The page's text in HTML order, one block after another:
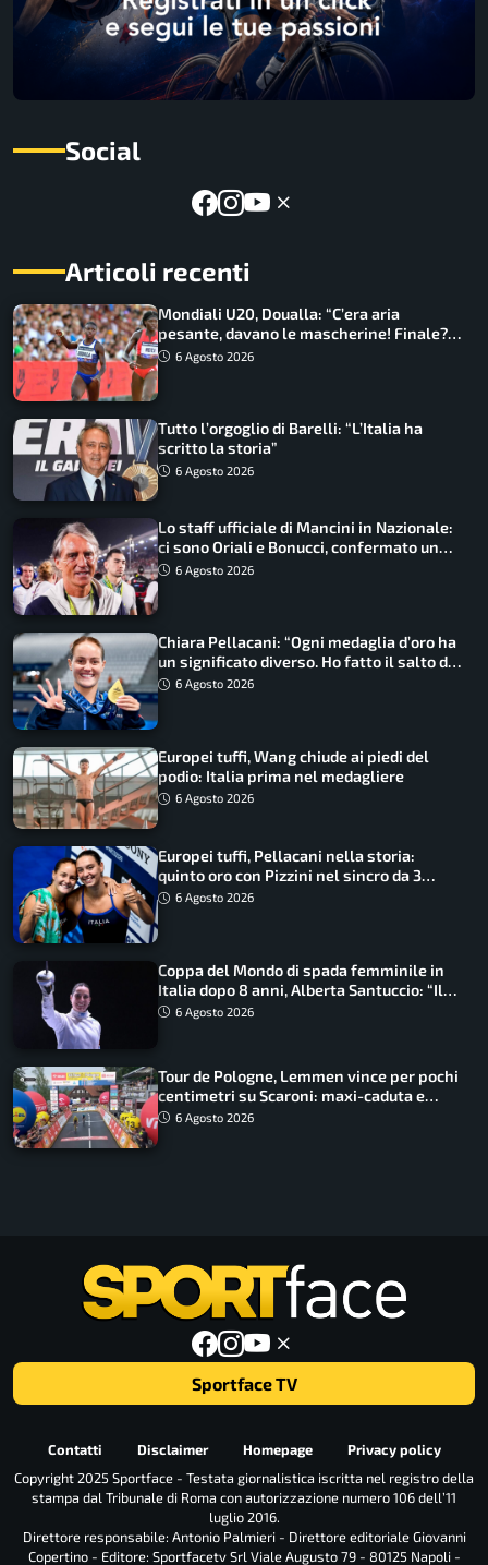
Social
Articoli recenti
Mondiali U20, Doualla: “C’era aria
pesante, davano le mascherine! Finale?
Non ho nulla da perdere”
6 Agosto 2026
Tutto l’orgoglio di Barelli: “L’Italia ha
scritto la storia”
6 Agosto 2026
Lo staff ufficiale di Mancini in Nazionale:
ci sono Oriali e Bonucci, confermato un
ritorno
6 Agosto 2026
Chiara Pellacani: “Ogni medaglia d’oro ha
un significato diverso. Ho fatto il salto di
qualità”
6 Agosto 2026
Europei tuffi, Wang chiude ai piedi del
podio: Italia prima nel medagliere
6 Agosto 2026
Europei tuffi, Pellacani nella storia:
quinto oro con Pizzini nel sincro da 3
metri
6 Agosto 2026
Coppa del Mondo di spada femminile in
Italia dopo 8 anni, Alberta Santuccio: “Il
lavoro dà sempre i suoi frutti”
6 Agosto 2026
Tour de Pologne, Lemmen vince per pochi
centimetri su Scaroni: maxi-caduta e
tappa accorciata
6 Agosto 2026
Sportface TV
Contatti Disclaimer Homepage
Privacy policy
Copyright 2025 Sportface - Testata giornalistica iscritta nel registro della
stampa dal Tribunale di Roma con autorizzazione numero 106 dell’11
luglio 2016.
Direttore responsabile: Antonio Palmieri - Direttore editoriale Giovanni
Copertino - Editore: Sportfacetv Srl Viale Augusto 79 - 80125 Napoli -